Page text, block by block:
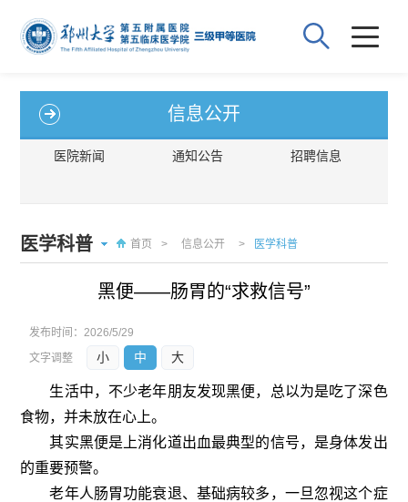
信息公开
医院新闻 通知公告 招聘信息
医学科普 首页 > 信息公开 > 医学科普
黑便——肠胃的“求救信号”
发布时间：2026/5/29
文字调整
小 中 大
生活中，不少老年朋友发现黑便，总以为是吃了深色
食物，并未放在心上。
其实黑便是上消化道出血最典型的信号，是身体发出
的重要预警。
老年人肠胃功能衰退、基础病较多，一旦忽视这个症